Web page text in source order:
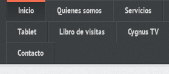
Inicio Quienes somos Servicios
Tablet Libro de visitas Cygnus TV
Contacto